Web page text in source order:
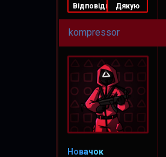
Відповідь Дякую
kompressor
Новачок